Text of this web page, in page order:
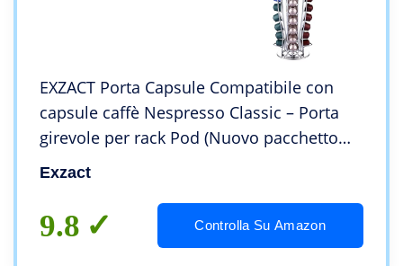
EXZACT Porta Capsule Compatibile con
capsule caffè Nespresso Classic – Porta
girevole per rack Pod (Nuovo pacchetto
2022)
Exzact
9.8 Controlla Su Amazon